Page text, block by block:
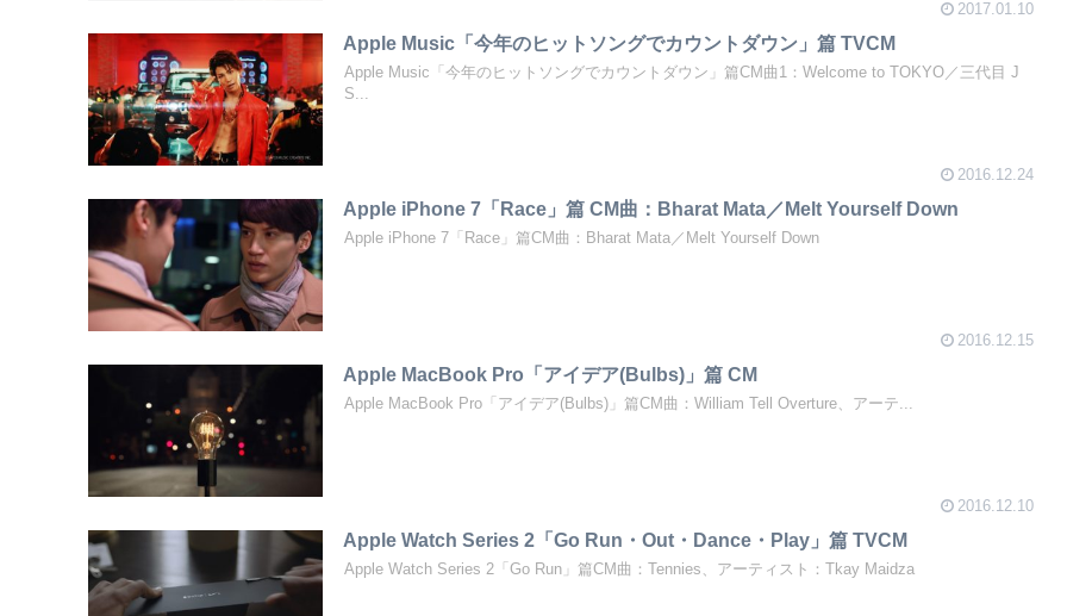
2017.01.10
Apple Music「今年のヒットソングでカウントダウン」篇 TVCM
Apple Music「今年のヒットソングでカウントダウン」篇CM曲1：Welcome to TOKYO／三代目 J
S...
2016.12.24
Apple iPhone 7「Race」篇 CM曲：Bharat Mata／Melt Yourself Down
Apple iPhone 7「Race」篇CM曲：Bharat Mata／Melt Yourself Down
2016.12.15
Apple MacBook Pro「アイデア(Bulbs)」篇 CM
Apple MacBook Pro「アイデア(Bulbs)」篇CM曲：William Tell Overture、アーテ...
2016.12.10
Apple Watch Series 2「Go Run・Out・Dance・Play」篇 TVCM
Apple Watch Series 2「Go Run」篇CM曲：Tennies、アーティスト：Tkay Maidza